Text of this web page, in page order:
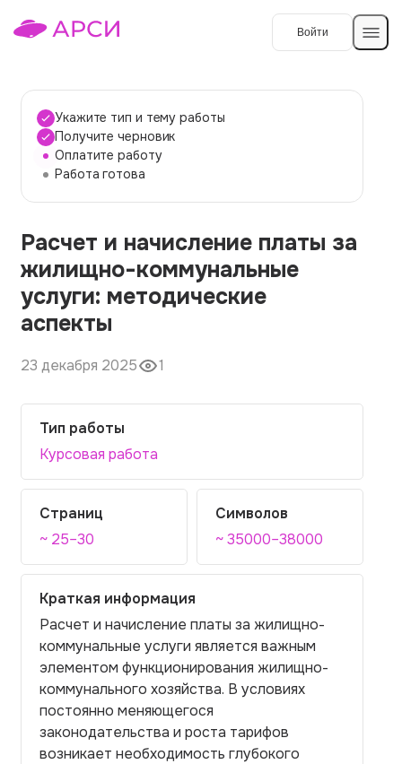
Войти
Темы работ
О сервисе
О компании
Наши гарантии
Порядок оплаты
Контакты
Укажите тип и тему работы
Получите черновик
Оплатите работу
Работа готова
Расчет и начисление платы за
жилищно-коммунальные
услуги: методические
аспекты
23 декабря 2025 1
Тип работы
Курсовая работа
Страниц
~ 25–30
Символов
~ 35000–38000
Краткая информация
Расчет и начисление платы за жилищно-
коммунальные услуги является важным
элементом функционирования жилищно-
коммунального хозяйства. В условиях
постоянно меняющегося
законодательства и роста тарифов
возникает необходимость глубокого